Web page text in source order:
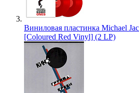
Виниловая пластинка Michael
[Coloured Red Vinyl] (2 LP)